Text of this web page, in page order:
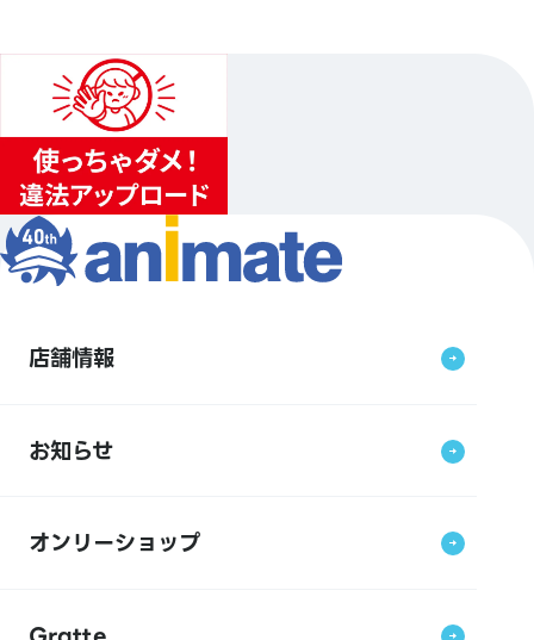
店舗情報
お知らせ
オンリーショップ